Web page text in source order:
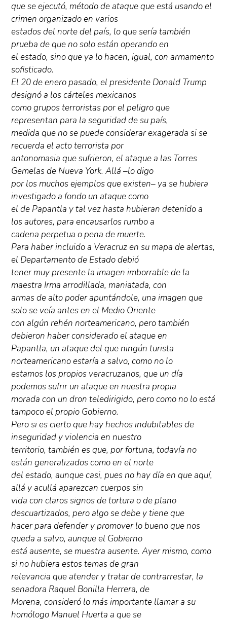
que se ejecutó, método de ataque que está usando el
crimen organizado en varios
estados del norte del país, lo que sería también
prueba de que no solo están operando en
el estado, sino que ya lo hacen, igual, con armamento
sofisticado.
El 20 de enero pasado, el presidente Donald Trump
designó a los cárteles mexicanos
como grupos terroristas por el peligro que
representan para la seguridad de su país,
medida que no se puede considerar exagerada si se
recuerda el acto terrorista por
antonomasia que sufrieron, el ataque a las Torres
Gemelas de Nueva York. Allá –lo digo
por los muchos ejemplos que existen– ya se hubiera
investigado a fondo un ataque como
el de Papantla y tal vez hasta hubieran detenido a
los autores, para encausarlos rumbo a
cadena perpetua o pena de muerte.
Para haber incluido a Veracruz en su mapa de alertas,
el Departamento de Estado debió
tener muy presente la imagen imborrable de la
maestra Irma arrodillada, maniatada, con
armas de alto poder apuntándole, una imagen que
solo se veía antes en el Medio Oriente
con algún rehén norteamericano, pero también
debieron haber considerado el ataque en
Papantla, un ataque del que ningún turista
norteamericano estaría a salvo, como no lo
estamos los propios veracruzanos, que un día
podemos sufrir un ataque en nuestra propia
morada con un dron teledirigido, pero como no lo está
tampoco el propio Gobierno.
Pero si es cierto que hay hechos indubitables de
inseguridad y violencia en nuestro
territorio, también es que, por fortuna, todavía no
están generalizados como en el norte
del estado, aunque casi, pues no hay día en que aquí,
allá y acullá aparezcan cuerpos sin
vida con claros signos de tortura o de plano
descuartizados, pero algo se debe y tiene que
hacer para defender y promover lo bueno que nos
queda a salvo, aunque el Gobierno
está ausente, se muestra ausente. Ayer mismo, como
si no hubiera estos temas de gran
relevancia que atender y tratar de contrarrestar, la
senadora Raquel Bonilla Herrera, de
Morena, consideró lo más importante llamar a su
homólogo Manuel Huerta a que se